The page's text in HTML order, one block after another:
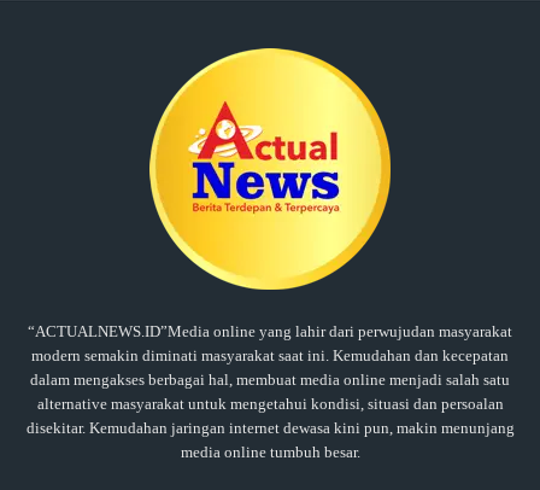
“ACTUALNEWS.ID”Media online yang lahir dari perwujudan masyarakat
modern semakin diminati masyarakat saat ini. Kemudahan dan kecepatan
dalam mengakses berbagai hal, membuat media online menjadi salah satu
alternative masyarakat untuk mengetahui kondisi, situasi dan persoalan
disekitar. Kemudahan jaringan internet dewasa kini pun, makin menunjang
media online tumbuh besar.